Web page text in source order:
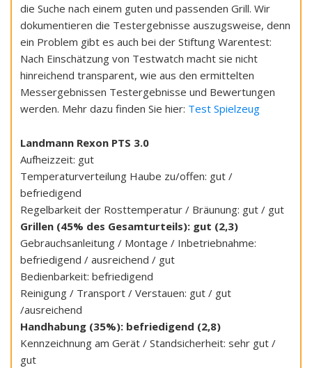
die Suche nach einem guten und passenden Grill. Wir
dokumentieren die Testergebnisse auszugsweise, denn
ein Problem gibt es auch bei der Stiftung Warentest:
Nach Einschätzung von Testwatch macht sie nicht
hinreichend transparent, wie aus den ermittelten
Messergebnissen Testergebnisse und Bewertungen
werden. Mehr dazu finden Sie hier: Test Spielzeug
Landmann Rexon PTS 3.0
Aufheizzeit: gut
Temperaturverteilung Haube zu/offen: gut /
befriedigend
Regelbarkeit der Rosttemperatur / Bräunung: gut / gut
Grillen (45% des Gesamturteils): gut (2,3)
Gebrauchsanleitung / Montage / Inbetriebnahme:
befriedigend / ausreichend / gut
Bedienbarkeit: befriedigend
Reinigung / Transport / Verstauen: gut / gut
/ausreichend
Handhabung (35%): befriedigend (2,8)
Kennzeichnung am Gerät / Standsicherheit: sehr gut /
gut